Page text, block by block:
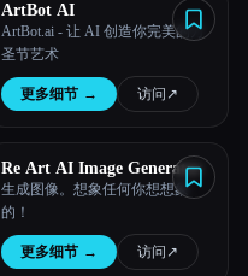
ArtBot AI
ArtBot.ai - 让 AI 创造你完美的万
圣节艺术
更多细节 → 访问 ↗︎
Re Art AI Image Generator
生成图像。想象任何你想想象
的！
更多细节 → 访问 ↗︎